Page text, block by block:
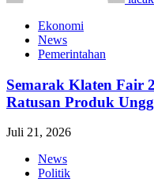
Ekonomi
News
Pemerintahan
Semarak Klaten Fair
Ratusan Produk
Juli 21, 2026
News
Politik